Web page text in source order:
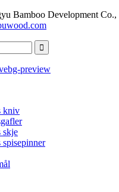
Bamboo Development Co.,
kniv
skje
spisepinner